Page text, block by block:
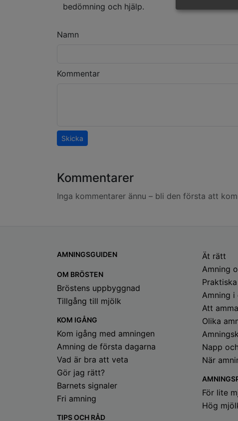
bedömning och hjälp.
Namn
Kommentar
Skicka
Kommentarer
Inga kommentarer ännu – bli den första att
AMNINGSGUIDEN
OM BRÖSTEN
Bröstens uppbyggnad
Tillgång till mjölk
KOM IGÅNG
Kom igång med amningen
Amning de första dagarna
Vad är bra att veta
Gör jag rätt?
Barnets signaler
Fri amning
TIPS OCH RÅD
Ät rätt
Amning
Amning i
Att
Olika
Napp
När
För lite
Hög